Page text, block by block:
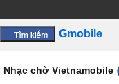
Gmobile
Nhạc chờ Vietnamobile